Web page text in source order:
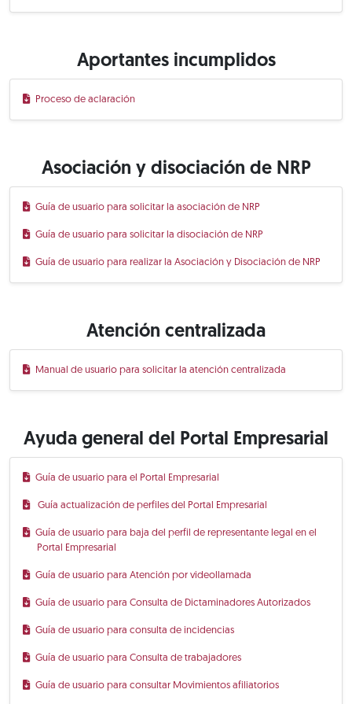
Aportantes incumplidos
Proceso de aclaración
Asociación y disociación de NRP
Guía de usuario para solicitar la asociación de NRP
Guía de usuario para solicitar la disociación de NRP
Guía de usuario para realizar la Asociación y Disociación de NRP
Atención centralizada
Manual de usuario para solicitar la atención centralizada
Ayuda general del Portal Empresarial
Guía de usuario para el Portal Empresarial
Guía actualización de perfiles del Portal Empresarial
Guía de usuario para baja del perfil de representante legal en el
Portal Empresarial
Guía de usuario para Atención por videollamada
Guía de usuario para Consulta de Dictaminadores Autorizados
Guía de usuario para consulta de incidencias
Guía de usuario para Consulta de trabajadores
Guía de usuario para consultar Movimientos afiliatorios